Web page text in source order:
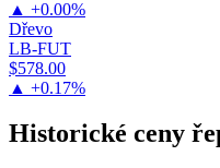
▲ +0.00%
Dřevo
LB-FUT
$578.00
▲ +0.17%
Historické ceny